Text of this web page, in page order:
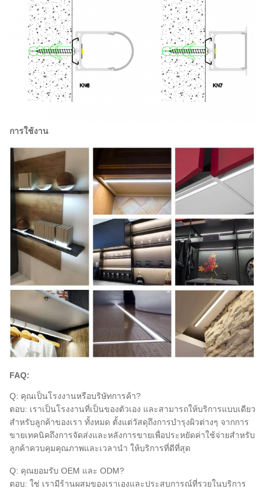
การใช้งาน
FAQ:
Q: คุณเป็นโรงงานหรือบริษัทการค้า?
ตอบ: เราเป็นโรงงานที่เป็นของตัวเอง และสามารถให้บริการแบบเดียว
สําหรับลูกค้าของเรา ทั้งหมด ตั้งแต่วัสดุถึงการบํารุงผิวต่างๆ จากการ
ขายเทคนิคถึงการจัดส่งและหลังการขายเพื่อประหยัดค่าใช้จ่ายสําหรับ
ลูกค้าควบคุมคุณภาพและเวลานํา ให้บริการที่ดีที่สุด
Q: คุณยอมรับ OEM และ ODM?
ตอบ: ใช่ เรามีร้านผสมของเราเองและประสบการณ์ที่รวยในบริการ